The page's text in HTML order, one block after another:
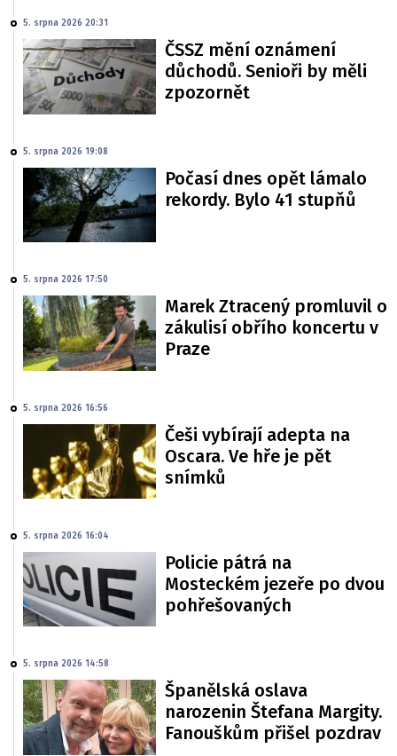
5. srpna 2026 20:31
ČSSZ mění oznámení
důchodů. Senioři by měli
zpozornět
5. srpna 2026 19:08
Počasí dnes opět lámalo
rekordy. Bylo 41 stupňů
5. srpna 2026 17:50
Marek Ztracený promluvil o
zákulisí obřího koncertu v
Praze
5. srpna 2026 16:56
Češi vybírají adepta na
Oscara. Ve hře je pět
snímků
5. srpna 2026 16:04
Policie pátrá na
Mosteckém jezeře po dvou
pohřešovaných
5. srpna 2026 14:58
Španělská oslava
narozenin Štefana Margity.
Fanouškům přišel pozdrav